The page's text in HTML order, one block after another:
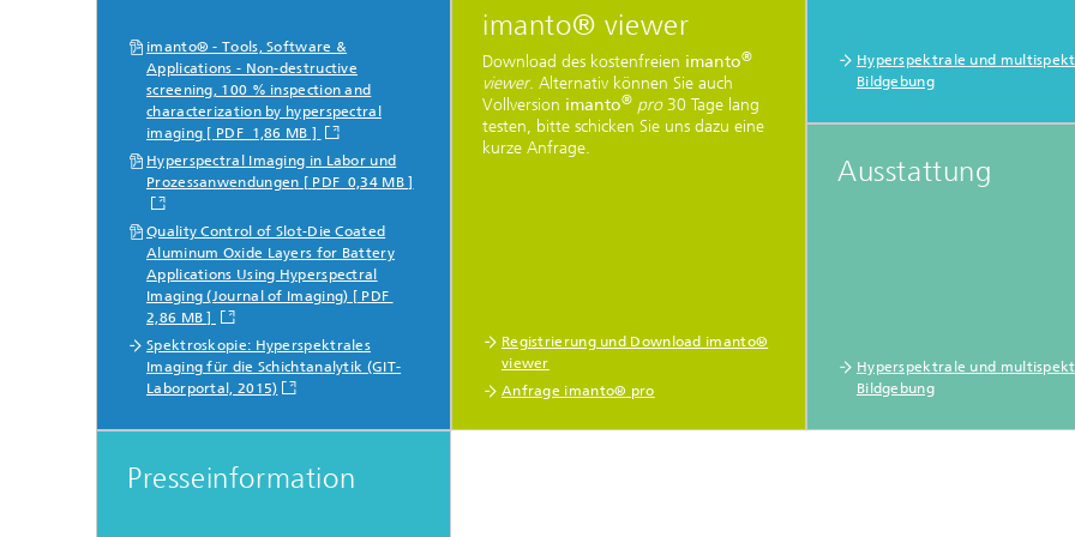
imanto® - Tools, Software &
Applications - Non-destructive
screening, 100 % inspection and
characterization by hyperspectral
imaging [ PDF 1,86 MB ]
Hyperspectral Imaging in Labor und
Prozessanwendungen [ PDF 0,34 MB ]
Quality Control of Slot-Die Coated
Aluminum Oxide Layers for Battery
Applications Using Hyperspectral
Imaging (Journal of Imaging) [ PDF
2,86 MB ]
Spektroskopie: Hyperspektrales
Imaging für die Schichtanalytik (GIT-
Laborportal, 2015)
imanto® viewer
Download des kostenfreien imanto®
viewer. Alternativ können Sie auch
Vollversion imanto® pro30 Tage lang
testen, bitte schicken Sie uns dazu eine
kurze Anfrage.
Registrierung und Download imanto®
viewer
Anfrage imanto® pro
Hyperspektrale und
Bildgebung
Ausstattung
Hyperspektrale und
Bildgebung
Presseinformation